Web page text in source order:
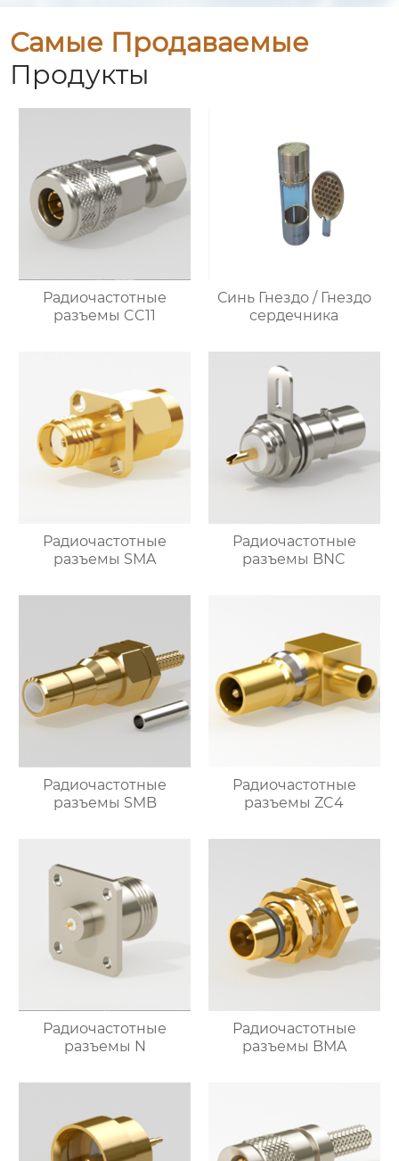
Самые Продаваемые
Продукты
Радиочастотные
разъемы CC11
Синь Гнездо / Гнездо
сердечника
Радиочастотные
разъемы SMA
Радиочастотные
разъемы BNC
Радиочастотные
разъемы SMB
Радиочастотные
разъемы ZC4
Радиочастотные
разъемы N
Радиочастотные
разъемы BMA